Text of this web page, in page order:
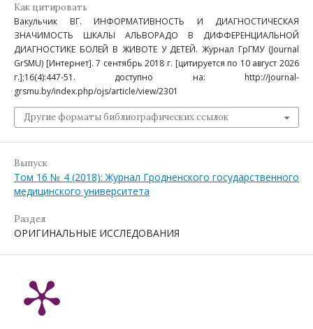
Как цитировать
Вакульчик ВГ. ИНФОРМАТИВНОСТЬ И ДИАГНОСТИЧЕСКАЯ
ЗНАЧИМОСТЬ ШКАЛЫ АЛЬВОРАДО В ДИФФЕРЕНЦИАЛЬНОЙ
ДИАГНОСТИКЕ БОЛЕЙ В ЖИВОТЕ У ДЕТЕЙ. Журнал ГрГМУ (Journal
GrSMU) [Интернет]. 7 сентябрь 2018 г. [цитируется по 10 август 2026
г.];16(4):447-51. доступно на: http://journal-
grsmu.by/index.php/ojs/article/view/2301
Другие форматы библиографических ссылок
Выпуск
Том 16 № 4 (2018): Журнал Гродненского государственного
медицинского университета
Раздел
ОРИГИНАЛЬНЫЕ ИССЛЕДОВАНИЯ